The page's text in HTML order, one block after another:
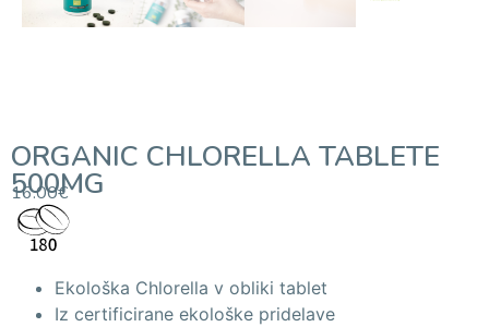
ORGANIC CHLORELLA TABLETE
500MG
16.00€
Ekološka Chlorella v obliki tablet
Iz certificirane ekološke pridelave